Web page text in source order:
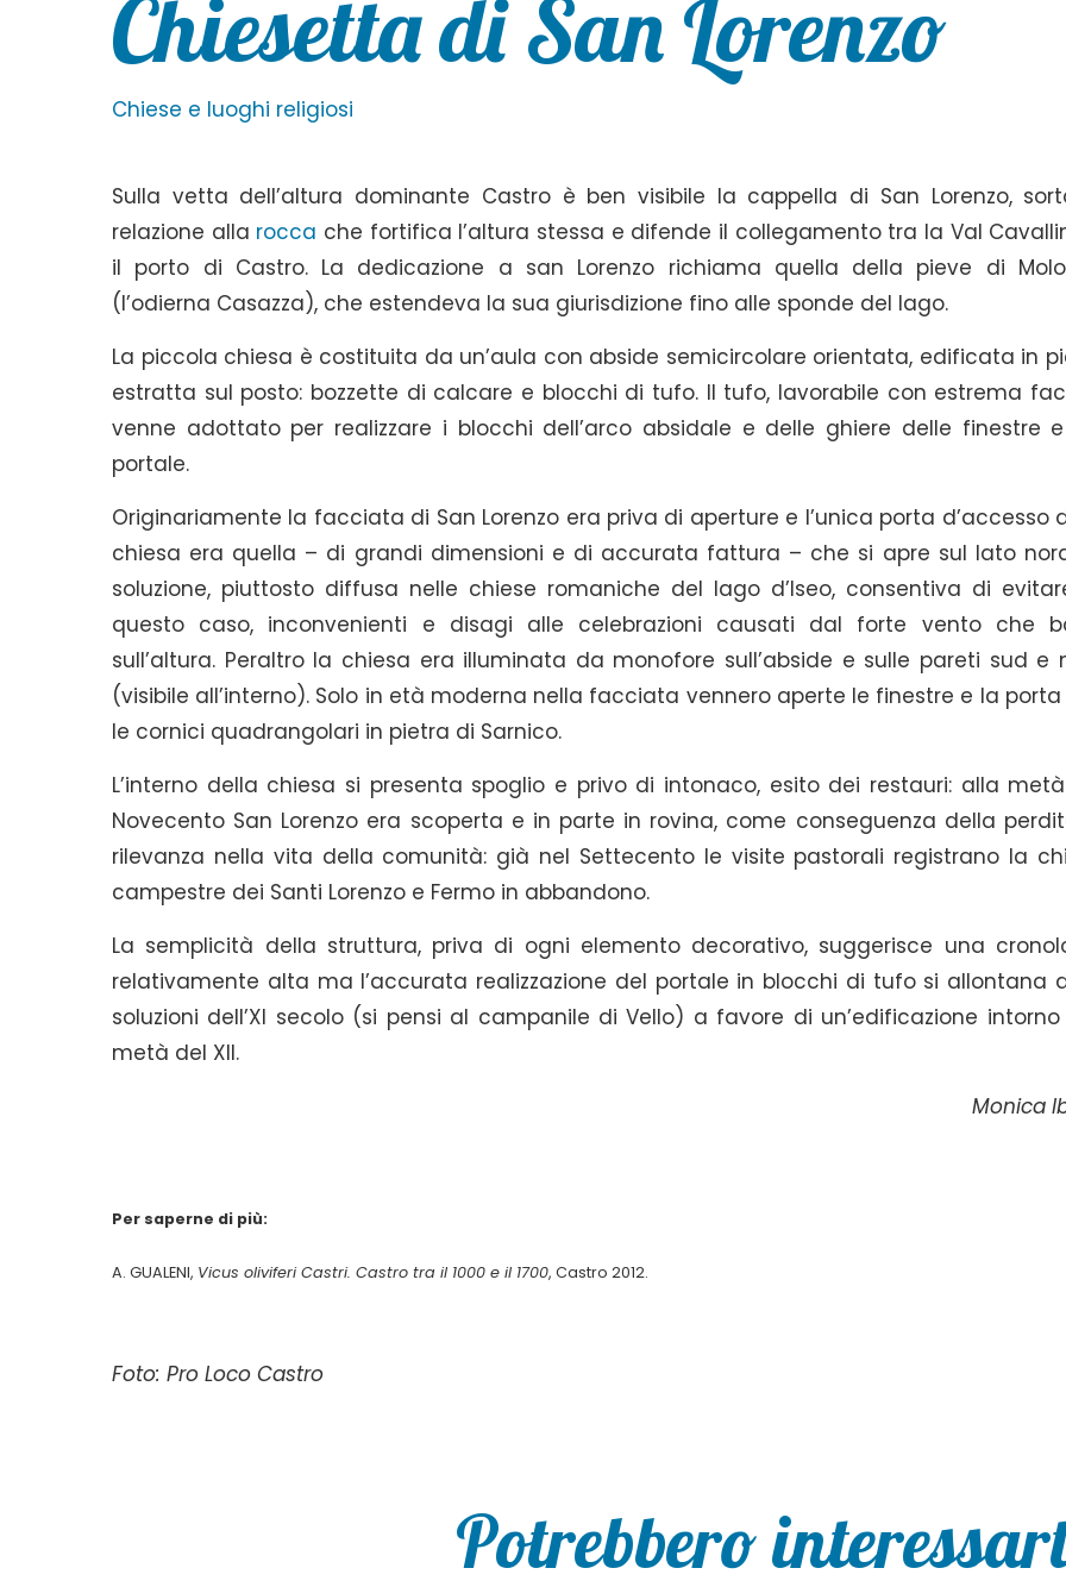
Chiesetta di San Lorenzo
Chiese e luoghi religiosi
Sulla vetta dell’altura dominante Castro è ben visibile la cappella di San Lorenzo,
relazione alla rocca che fortifica l’altura stessa e difende il collegamento tra la Val
il porto di Castro. La dedicazione a san Lorenzo richiama quella della pieve di
(l’odierna Casazza), che estendeva la sua giurisdizione fino alle sponde del lago.
La piccola chiesa è costituita da un’aula con abside semicircolare orientata, edificata in
estratta sul posto: bozzette di calcare e blocchi di tufo. Il tufo, lavorabile con estrema
venne adottato per realizzare i blocchi dell’arco absidale e delle ghiere delle finestre
portale.
Originariamente la facciata di San Lorenzo era priva di aperture e l’unica porta d’accesso
chiesa era quella – di grandi dimensioni e di accurata fattura – che si apre sul lato
soluzione, piuttosto diffusa nelle chiese romaniche del lago d’Iseo, consentiva di
questo caso, inconvenienti e disagi alle celebrazioni causati dal forte vento che
sull’altura. Peraltro la chiesa era illuminata da monofore sull’abside e sulle pareti sud e
(visibile all’interno). Solo in età moderna nella facciata vennero aperte le finestre e la
le cornici quadrangolari in pietra di Sarnico.
L’interno della chiesa si presenta spoglio e privo di intonaco, esito dei restauri: alla
Novecento San Lorenzo era scoperta e in parte in rovina, come conseguenza della
rilevanza nella vita della comunità: già nel Settecento le visite pastorali registrano la
campestre dei Santi Lorenzo e Fermo in abbandono.
La semplicità della struttura, priva di ogni elemento decorativo, suggerisce una
relativamente alta ma l’accurata realizzazione del portale in blocchi di tufo si allontana
soluzioni dell’XI secolo (si pensi al campanile di Vello) a favore di un’edificazione
metà del XII.
Monica
Per saperne di più:
A. GUALENI, Vicus oliviferi Castri. Castro tra il 1000 e il 1700, Castro 2012.
Foto: Pro Loco Castro
Potrebbero